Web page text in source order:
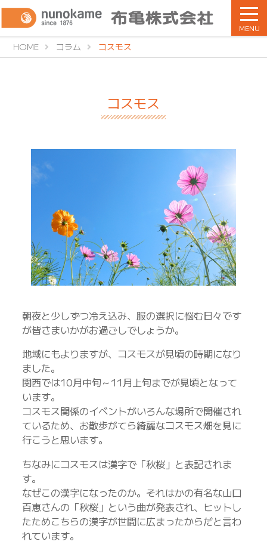
MENU
HOME コラム コスモス
コスモス
朝夜と少しずつ冷え込み、服の選択に悩む日々です
が皆さまいかがお過ごしでしょうか。
地域にもよりますが、コスモスが見頃の時期になり
ました。
関西では10月中旬～11月上旬までが見頃となって
います。
コスモス関係のイベントがいろんな場所で開催され
ているため、お散歩がてら綺麗なコスモス畑を見に
行こうと思います。
ちなみにコスモスは漢字で「秋桜」と表記されま
す。
なぜこの漢字になったのか。それはかの有名な山口
百恵さんの「秋桜」という曲が発表され、ヒットし
たためこちらの漢字が世間に広まったからだと言わ
れています。